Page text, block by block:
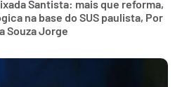
Santista: mais que reforma,
na base do SUS paulista, Por
Souza Jorge